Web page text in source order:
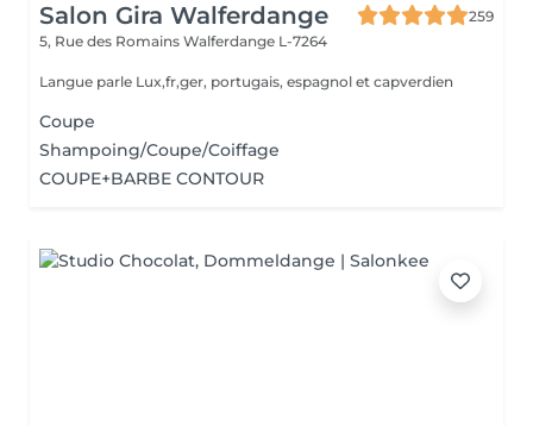
Salon Gira Walferdange
259
5, Rue des Romains Walferdange L-7264
Langue parle Lux,fr,ger, portugais, espagnol et capverdien
Coupe
Shampoing/Coupe/Coiffage
COUPE+BARBE CONTOUR